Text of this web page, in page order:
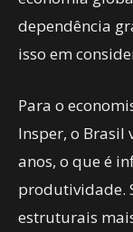
dependência
isso em
Para o
Insper, o Brasil
anos, o que é
produtividade.
estruturais